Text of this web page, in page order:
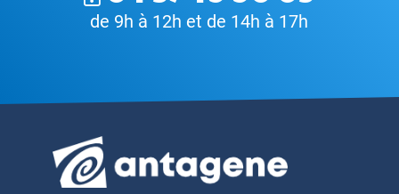
de 9h à 12h et de 14h à 17h